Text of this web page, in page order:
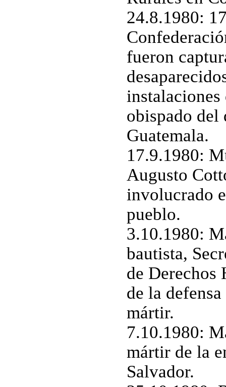
24.8.1980:
fueron
obispado del
Guatemala.
17.9.1980:
Augusto
involucrado
pueblo.
3.10.1980:
bautista,
de Derechos
de la
mártir.
7.10.1980:
mártir de la
Salvador.